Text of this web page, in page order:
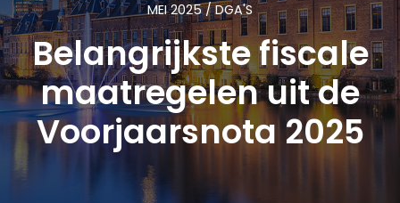
MEI 2025 / DGA'S
Belangrijkste fiscale
maatregelen uit de
Voorjaarsnota 2025